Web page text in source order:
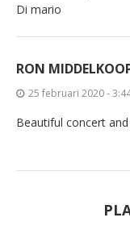
Di mario
RON
25 februari 2020 -
Beautiful concert